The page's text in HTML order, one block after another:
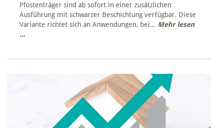
Pfostenträger sind ab sofort in einer zusätzlichen
Ausführung mit schwarzer Beschichtung verfügbar. Diese
Variante richtet sich an Anwendungen, bei... Mehr lesen
...